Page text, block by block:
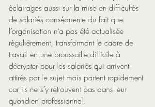
éclairages aussi sur la mise en difficultés
de salariés conséquente du fait que
l’organisation n’a pas été actualisée
régulièrement, transformant le cadre de
travail en une broussaille difficile à
décrypter pour les salariés qui arrivent
attirés par le sujet mais partent rapidement
car ils ne s’y retrouvent pas dans leur
quotidien professionnel.